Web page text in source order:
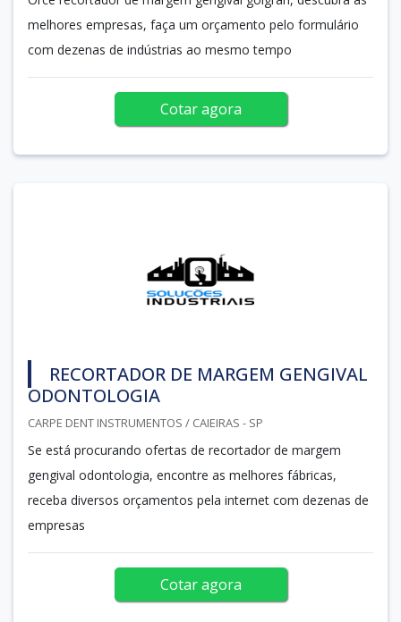
melhores empresas, faça um orçamento pelo formulário
com dezenas de indústrias ao mesmo tempo
Cotar agora
RECORTADOR DE MARGEM GENGIVAL
ODONTOLOGIA
CARPE DENT INSTRUMENTOS / CAIEIRAS - SP
Se está procurando ofertas de recortador de margem
gengival odontologia, encontre as melhores fábricas,
receba diversos orçamentos pela internet com dezenas de
empresas
Cotar agora